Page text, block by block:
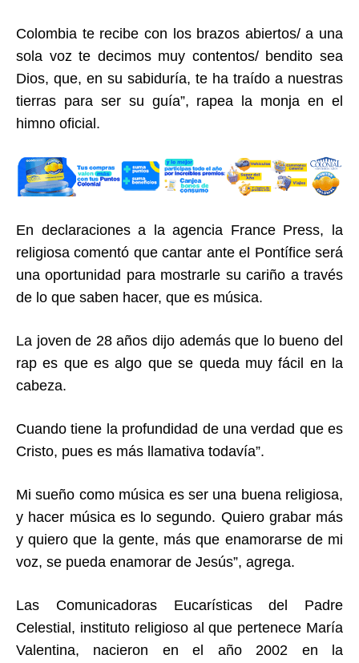
Colombia te recibe con los brazos abiertos/ a una
sola voz te decimos muy contentos/ bendito sea
Dios, que, en su sabiduría, te ha traído a nuestras
tierras para ser su guía”, rapea la monja en el
himno oficial.
En declaraciones a la agencia France Press, la
religiosa comentó que cantar ante el Pontífice será
una oportunidad para mostrarle su cariño a través
de lo que saben hacer, que es música.
La joven de 28 años dijo además que lo bueno del
rap es que es algo que se queda muy fácil en la
cabeza.
Cuando tiene la profundidad de una verdad que es
Cristo, pues es más llamativa todavía”.
Mi sueño como música es ser una buena religiosa,
y hacer música es lo segundo. Quiero grabar más
y quiero que la gente, más que enamorarse de mi
voz, se pueda enamorar de Jesús”, agrega.
Las Comunicadoras Eucarísticas del Padre
Celestial, instituto religioso al que pertenece María
Valentina, nacieron en el año 2002 en la